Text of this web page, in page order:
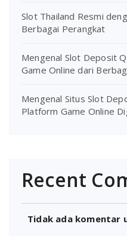
Slot Thailand Resmi
Berbagai Perangkat
Mengenal Slot Deposit
Game Online dari
Mengenal Situs Slot
Platform Game Online
Recent
Tidak ada komentar